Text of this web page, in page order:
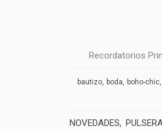
Recordatorios
bautizo boda boho-chic
NOVEDADES